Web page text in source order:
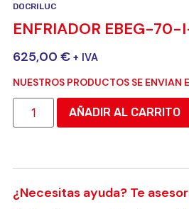
DOCRILUC
ENFRIADOR EBEG-70-
625,00 € + IVA
NUESTROS PRODUCTOS SE
AÑADIR AL CARRITO
¿Necesitas ayuda? Te